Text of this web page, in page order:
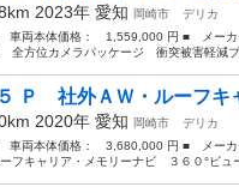
2023年 愛知 岡崎市
デリカ
車両本体価格： 1,559,000 円 ■ メー
全方位カメラパッケージ 衝突被害軽減
Ｐ 社外ＡＷ・ルーフ
2020年 愛知 岡崎市
デリカ
車両本体価格： 3,680,000 円 ■ メー
フキャリア・メモリーナビ ３６０°ビュ